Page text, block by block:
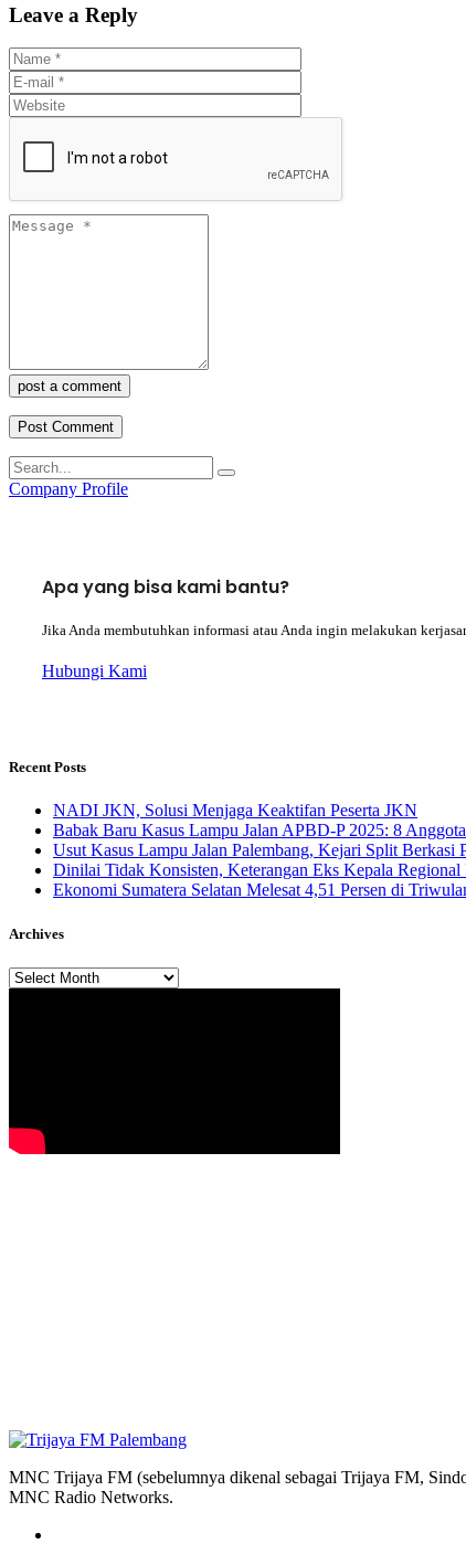
Leave a Reply
post a comment
Company Profile
Apa yang bisa kami bantu?
Jika Anda membutuhkan informasi atau Anda ingin melakukan
Hubungi Kami
Recent Posts
NADI JKN, Solusi Menjaga Keaktifan Peserta JKN
Babak Baru Kasus Lampu Jalan APBD-P 2025: 8
Usut Kasus Lampu Jalan Palembang, Kejari Split Berkasi
Dinilai Tidak Konsisten, Keterangan Eks Kepala
Ekonomi Sumatera Selatan Melesat 4,51 Persen di
Archives
Archives
MNC Trijaya FM (sebelumnya dikenal sebagai Trijaya FM,
MNC Radio Networks.